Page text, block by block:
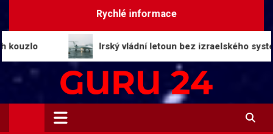
Rychlé informace
Irský vládní letoun bez izraelského systému
Guru24.cz
Press relations a informace